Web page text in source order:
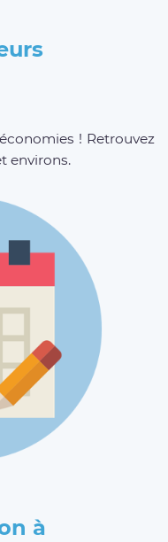
! Retrouvez
environs.
à